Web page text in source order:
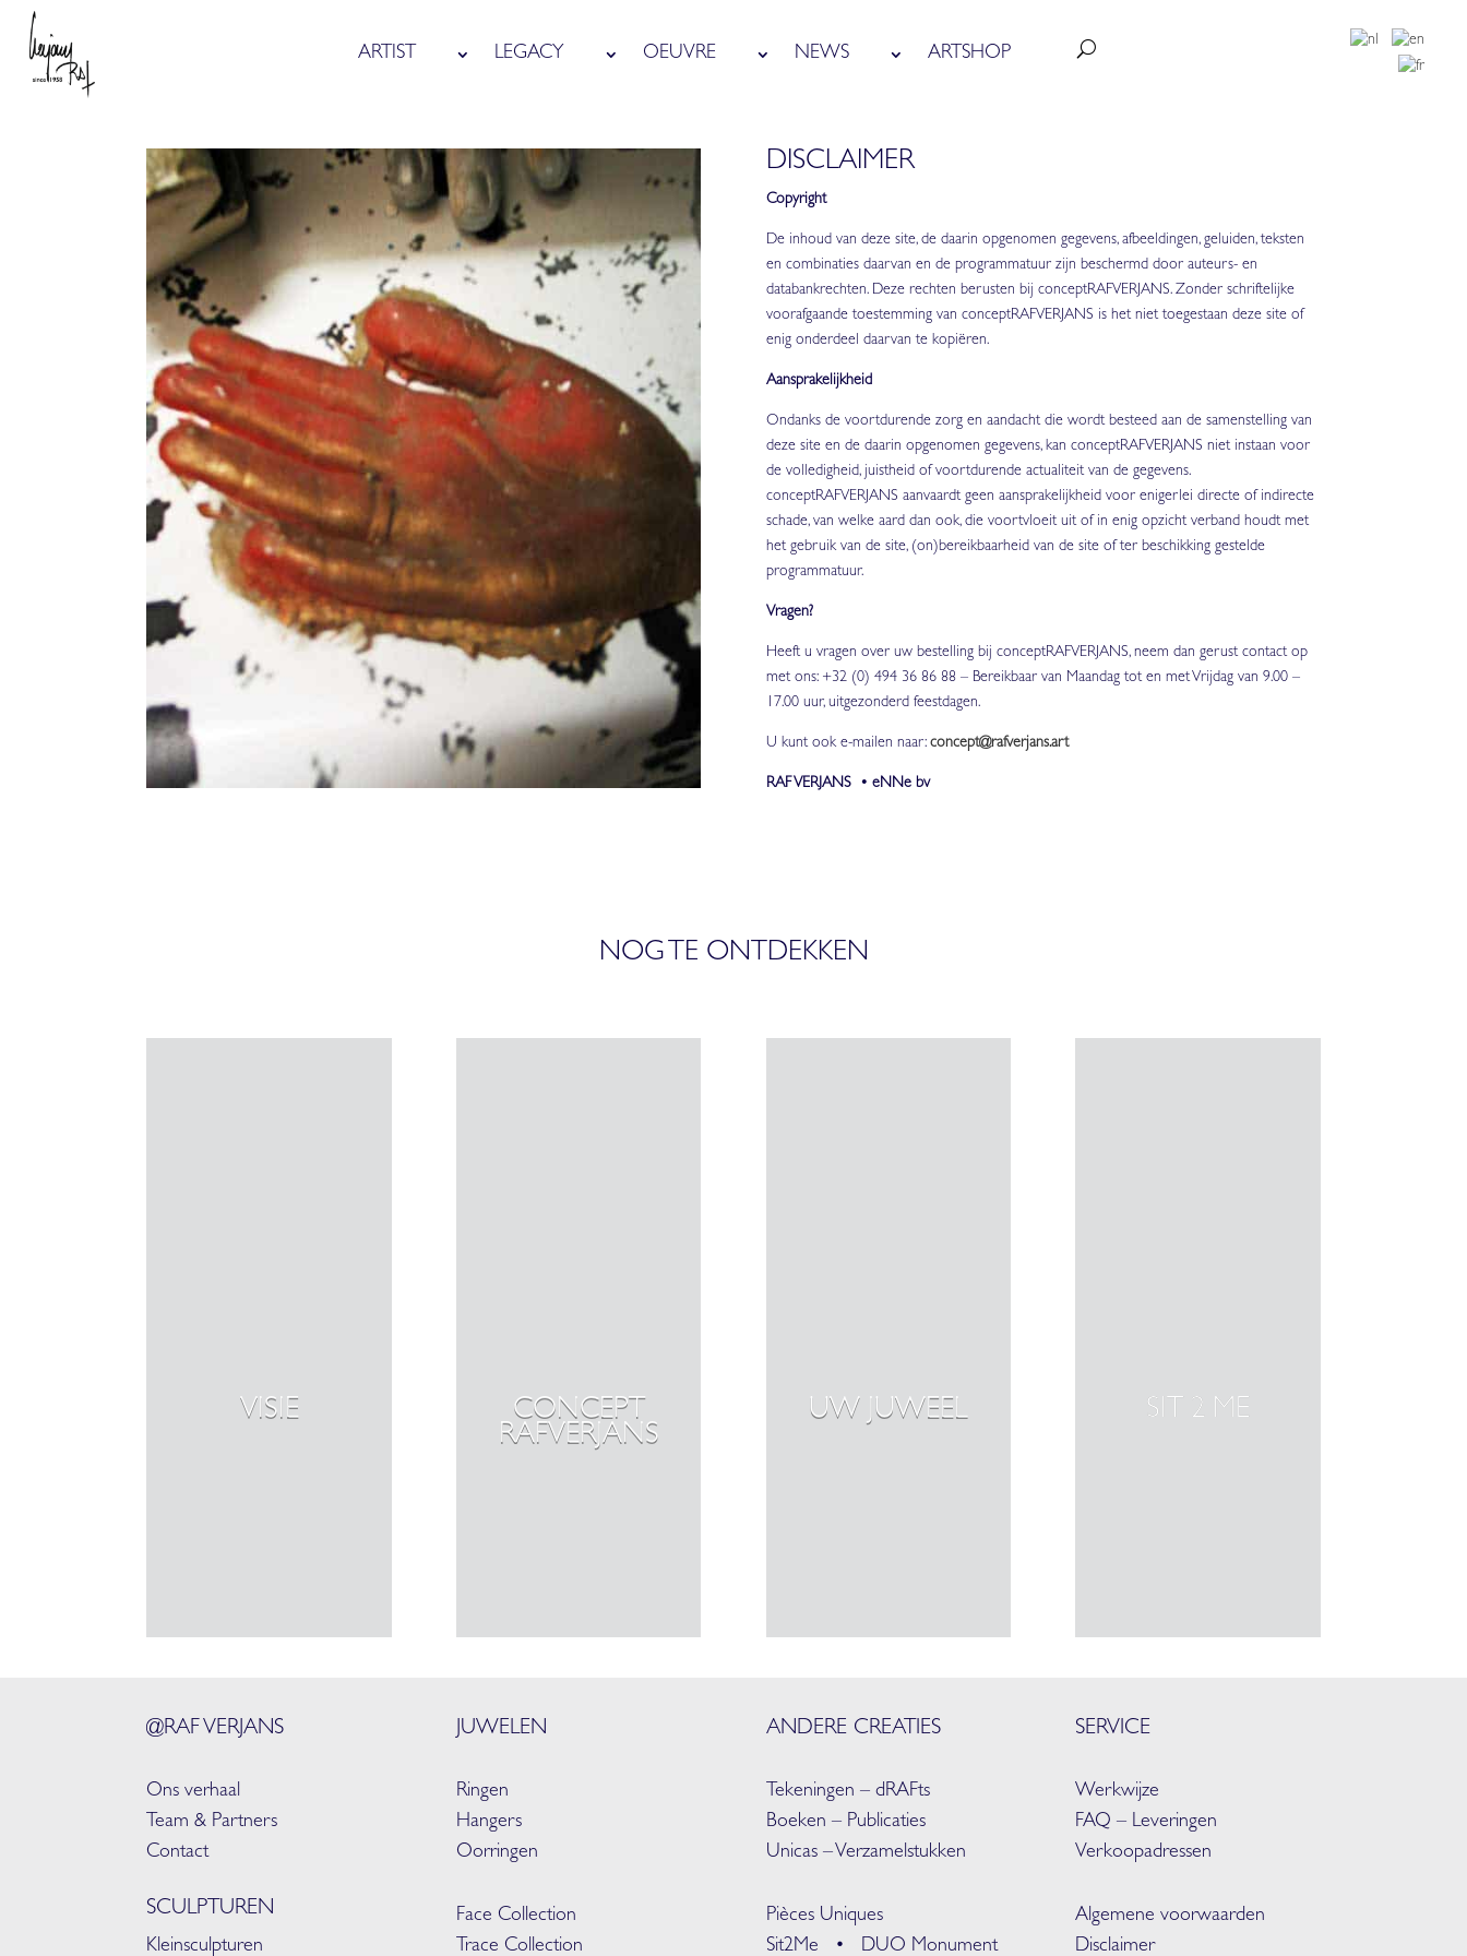
ARTIST LEGACY OEUVRE NEWS ARTSHOP
DISCLAIMER
Copyright
De inhoud van deze site, de daarin opgenomen gegevens, afbeeldingen, geluiden, teksten
en combinaties daarvan en de programmatuur zijn beschermd door auteurs- en
databankrechten. Deze rechten berusten bij conceptRAFVERJANS. Zonder schriftelijke
voorafgaande toestemming van conceptRAFVERJANS is het niet toegestaan deze site of
enig onderdeel daarvan te kopiëren.
Aansprakelijkheid
Ondanks de voortdurende zorg en aandacht die wordt besteed aan de samenstelling van
deze site en de daarin opgenomen gegevens, kan conceptRAFVERJANS niet instaan voor
de volledigheid, juistheid of voortdurende actualiteit van de gegevens.
conceptRAFVERJANS aanvaardt geen aansprakelijkheid voor enigerlei directe of indirecte
schade, van welke aard dan ook, die voortvloeit uit of in enig opzicht verband houdt met
het gebruik van de site, (on)bereikbaarheid van de site of ter beschikking gestelde
programmatuur.
Vragen?
Heeft u vragen over uw bestelling bij conceptRAFVERJANS, neem dan gerust contact op
met ons: +32 (0) 494 36 86 88 – Bereikbaar van Maandag tot en met Vrijdag van 9.00 –
17.00 uur, uitgezonderd feestdagen.
U kunt ook e-mailen naar: concept@rafverjans.art
RAF VERJANS• eNNe bv
NOG TE ONTDEKKEN
VISIE
CONCEPT
RAFVERJANS
UW JUWEEL SIT 2 ME
@RAF VERJANS
Ons verhaal
Team & Partners
Contact
SCULPTUREN
Kleinsculpturen
JUWELEN
Ringen
Hangers
Oorringen
Face Collection
Trace Collection
ANDERE CREATIES
Tekeningen – dRAFts
Boeken – Publicaties
Unicas – Verzamelstukken
Pièces Uniques
Sit2Me • DUO Monument
SERVICE
Werkwijze
FAQ – Leveringen
Verkoopadressen
Algemene voorwaarden
Disclaimer